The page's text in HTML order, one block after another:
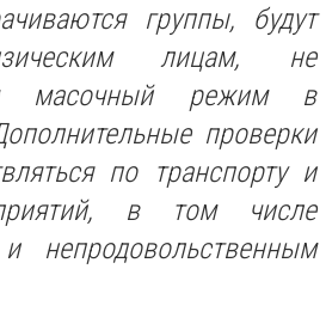
группы, будут
лицам, не
масочный режим в
проверки
по транспорту и
в том числе
непродовольственным